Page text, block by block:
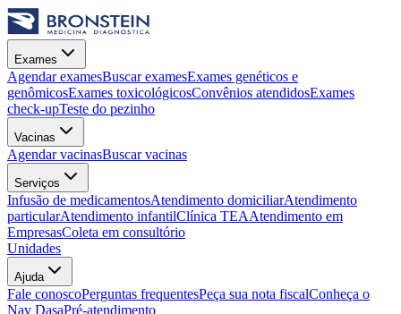
Exames
Agendar examesBuscar examesExames genéticos e
genômicosExames toxicológicosConvênios atendidosExames
check-upTeste do pezinho
Vacinas
Agendar vacinasBuscar vacinas
Serviços
Infusão de medicamentosAtendimento domiciliarAtendimento
particularAtendimento infantilClínica TEAAtendimento em
EmpresasColeta em consultório
Unidades
Ajuda
Fale conoscoPerguntas frequentesPeça sua nota fiscalConheça o
Nav DasaPré-atendimento